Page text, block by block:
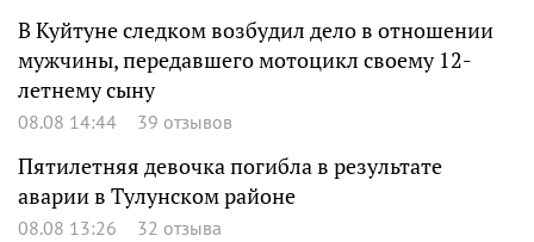
В Куйтуне следком возбудил дело в отношении
мужчины, передавшего мотоцикл своему 12-
летнему сыну
08.08 14:44 39 отзывов
Пятилетняя девочка погибла в результате
аварии в Тулунском районе
08.08 13:26 32 отзыва